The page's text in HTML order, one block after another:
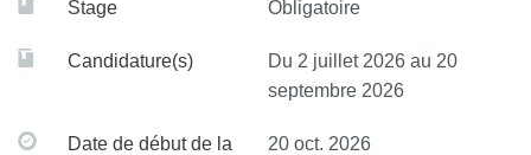
Stage Obligatoire
Candidature(s)
Du 2 juillet 2026 au 20
septembre 2026
Date de début de la
20 oct. 2026